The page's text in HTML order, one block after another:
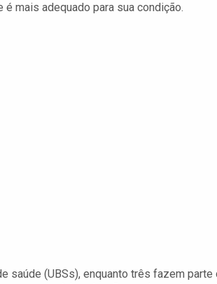
mais adequado para sua condição.
saúde (UBSs), enquanto três fazem parte